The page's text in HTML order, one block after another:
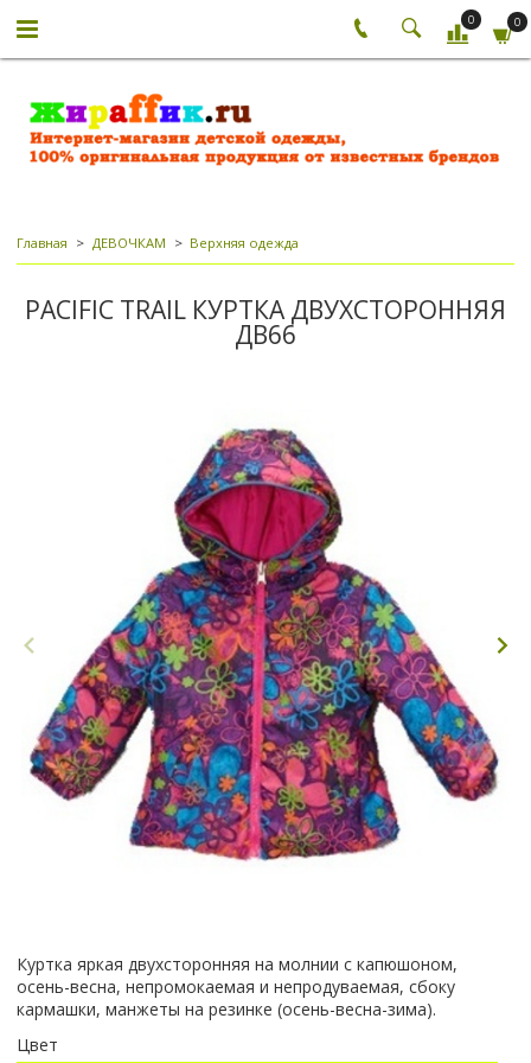
0 0
Главная ДЕВОЧКАМ Верхняя одежда
PACIFIC TRAIL КУРТКА ДВУХСТОРОННЯЯ
ДВ66
Куртка яркая двухсторонняя на молнии с капюшоном,
осень-весна, непромокаемая и непродуваемая, сбоку
кармашки, манжеты на резинке (осень-весна-зима).
Цвет